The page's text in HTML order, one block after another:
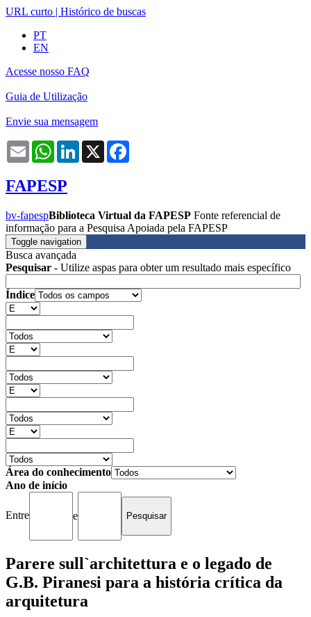
URL curto | Histórico de buscas
PT
EN
Acesse nosso FAQ
Guia de Utilização
Envie sua mensagem
Email WhatsAppLinkedIn
X
FAPESP
bv-fapespBiblioteca Virtual da FAPESP Fonte referencial de
informação para a Pesquisa Apoiada pela FAPESP
Toggle navigation
Busca avançada
Pesquisar - Utilize aspas para obter um resultado mais específico
Índice
Área do conhecimento
Ano de início
Entre e
Parere sull`architettura e o legado de
G.B. Piranesi para a história crítica da
arquitetura